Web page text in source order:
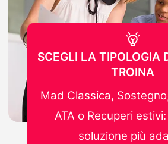
SCEGLI LA TIPOLOGIA
TROINA
Mad Classica,
ATA o Recuperi
soluzione più